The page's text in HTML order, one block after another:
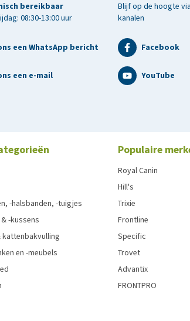
bereikbaar
08:30-13:00 uur
een WhatsApp bericht
een e-mail
Blijf op de hoogte
kanalen
Facebook
YouTube
-halsbanden, -tuigjes
-kussens
en -meubels
Populaire
Royal Canin
Hill's
Trixie
Frontline
Specific
Trovet
Advantix
FRONTPRO